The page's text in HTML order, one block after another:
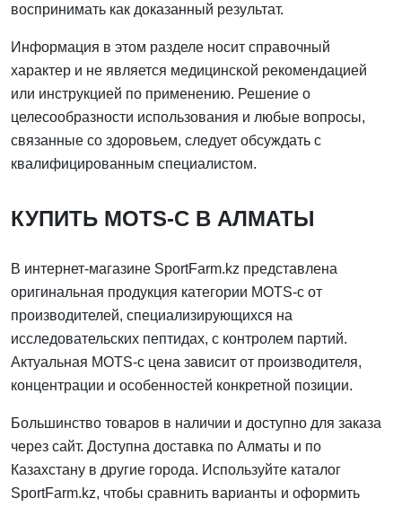
воспринимать как доказанный результат.
Информация в этом разделе носит справочный
характер и не является медицинской рекомендацией
или инструкцией по применению. Решение о
целесообразности использования и любые вопросы,
связанные со здоровьем, следует обсуждать с
квалифицированным специалистом.
КУПИТЬ MOTS-C В АЛМАТЫ
В интернет-магазине SportFarm.kz представлена
оригинальная продукция категории MOTS-c от
производителей, специализирующихся на
исследовательских пептидах, с контролем партий.
Актуальная MOTS-c цена зависит от производителя,
концентрации и особенностей конкретной позиции.
Большинство товаров в наличии и доступно для заказа
через сайт. Доступна доставка по Алматы и по
Казахстану в другие города. Используйте каталог
SportFarm.kz, чтобы сравнить варианты и оформить